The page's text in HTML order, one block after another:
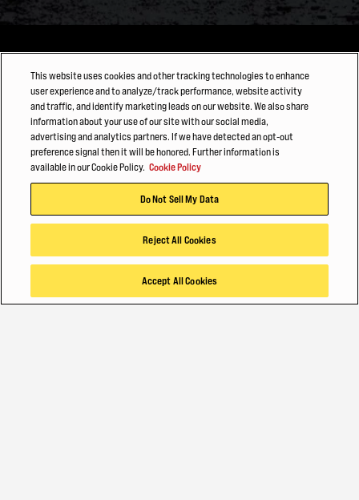
CONTACTO
This website uses cookies and other tracking technologies to enhance
user experience and to analyze/track performance, website activity
and traffic, and identify marketing leads on our website. We also share
information about your use of our site with our social media,
advertising and analytics partners. If we have detected an opt-out
preference signal then it will be honored. Further information is
available in our Cookie Policy. Cookie Policy
Do Not Sell My Data
Reject All Cookies
Accept All Cookies